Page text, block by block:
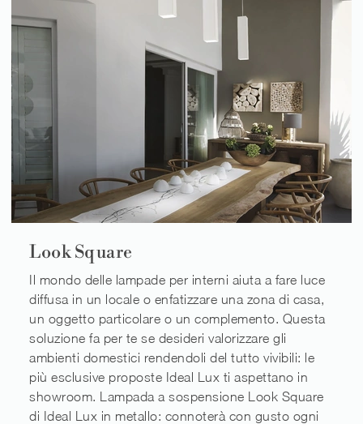
Look Square
Il mondo delle lampade per interni aiuta a fare luce
diffusa in un locale o enfatizzare una zona di casa,
un oggetto particolare o un complemento. Questa
soluzione fa per te se desideri valorizzare gli
ambienti domestici rendendoli del tutto vivibili: le
più esclusive proposte Ideal Lux ti aspettano in
showroom. Lampada a sospensione Look Square
di Ideal Lux in metallo: connoterà con gusto ogni